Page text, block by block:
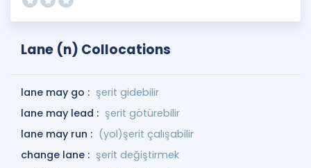
Lane (n) Collocations
lane may go : şerit gidebilir
lane may lead : şerit götürebilir
lane may run : (yol)şerit çalışabilir
change lane : şerit değiştirmek